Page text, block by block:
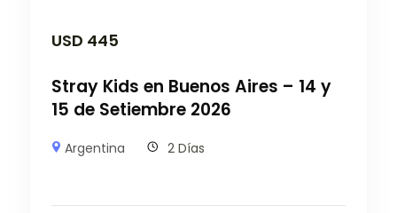
USD 445
Stray Kids en Buenos Aires – 14 y
15 de Setiembre 2026
Argentina 2 Días